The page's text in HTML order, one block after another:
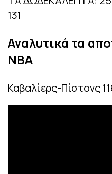
131
Αναλυτικά τα
NBA
Καβαλίερς-Πίστονς